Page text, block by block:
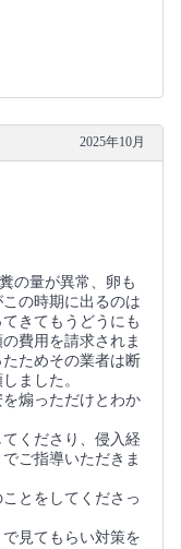
2025年10月
の量が異常、卵も
の時期に出るのは
きてもうどうにも
費用を請求されま
ためその業者は断
ました。
煽っただけとわか
くださり、侵入経
ご指導いただきま
とをしてくださっ
見てもらい対策を